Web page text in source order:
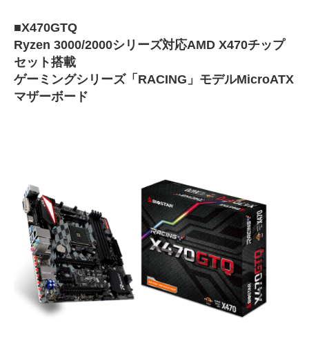
■X470GTQ
Ryzen 3000/2000シリーズ対応AMD X470チップ
セット搭載
ゲーミングシリーズ「RACING」モデルMicroATX
マザーボード